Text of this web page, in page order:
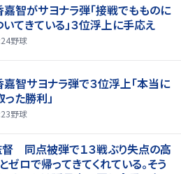
嘉智がサヨナラ弾「接戦でもものに
てきている」３位浮上に手応え
野球
嘉智サヨナラ弾で３位浮上「本当に
た勝利」
野球
督 同点被弾で１３戦ぶり失点の高
ゼロで帰ってきてくれている。そう